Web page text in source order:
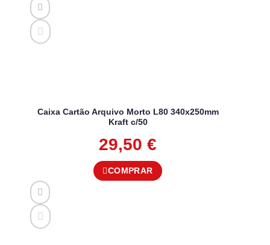
Caixa Cartão Arquivo Morto L80 340x250mm
Kraft c/50
29,50 €
COMPRAR